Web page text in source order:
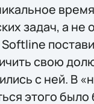
задач, а
свою
с ней. В
этого было